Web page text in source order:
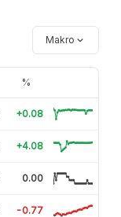
Makro
%
+0.08
+4.08
0.00
-0.77